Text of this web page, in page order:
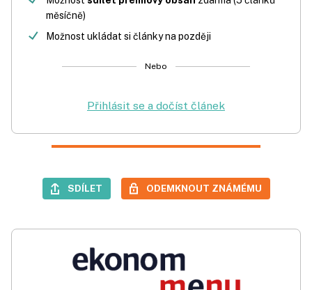
měsíčně)
Možnost ukládat si články na později
Nebo
Přihlásit se a dočíst článek
SDÍLET ODEMKNOUT ZNÁMÉMU